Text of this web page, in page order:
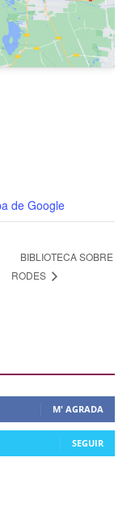
de Google
BIBLIOTECA SOBRE
RODES
M' AGRADA
SEGUIR